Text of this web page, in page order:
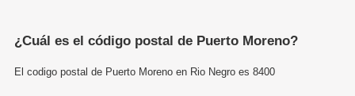
¿Cuál es el código postal de Puerto Moreno?
El codigo postal de Puerto Moreno en Rio Negro es 8400